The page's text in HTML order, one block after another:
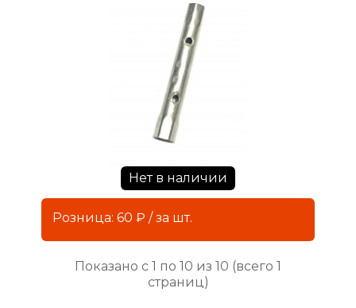
Нет в наличии
Розница: 60 ₽ / за шт.
Показано с 1 по 10 из 10 (всего 1
страниц)